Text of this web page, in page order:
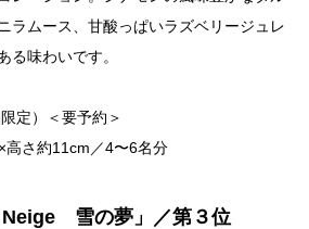
ラムース、甘酸っぱいラズベリージュレ
る味わいです。
定）＜要予約＞
高さ約11cm／4〜6名分
Neige 雪の夢」／第３位